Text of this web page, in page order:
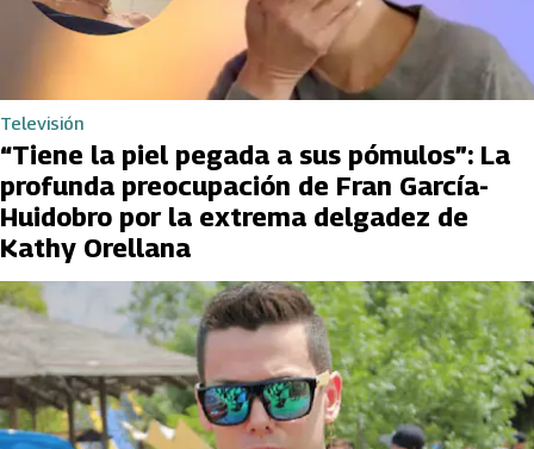
Televisión
“Tiene la piel pegada a sus pómulos”: La
profunda preocupación de Fran García-
Huidobro por la extrema delgadez de
Kathy Orellana